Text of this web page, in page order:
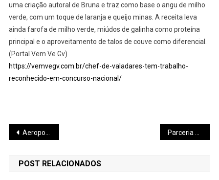
uma criação autoral de Bruna e traz como base o angu de milho
verde, com um toque de laranja e queijo minas. A receita leva
ainda farofa de milho verde, miúdos de galinha como proteína
principal e o aproveitamento de talos de couve como diferencial.
(Portal Vem Ve Gv)
https://vemvegv.com.br/chef-de-valadares-tem-trabalho-
reconhecido-em-concurso-nacional/
Navegação
de
Post
Aeroporto da Zona da Mata amplia oferta de voos
POST RELACIONADOS